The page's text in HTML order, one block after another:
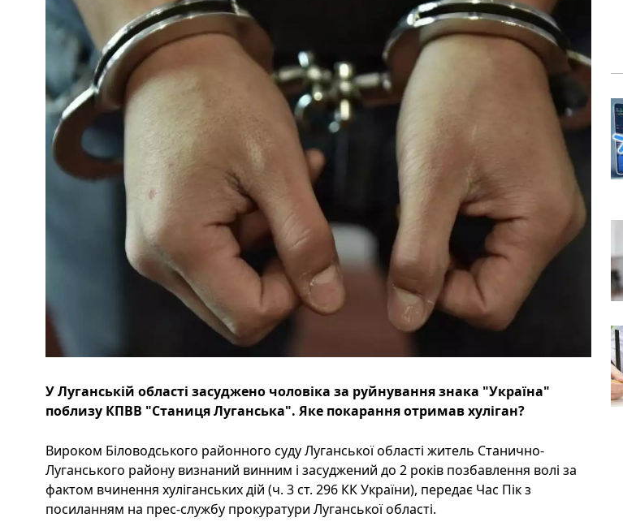
У Луганській області засуджено чоловіка за руйнування знака "Україна"
поблизу КПВВ "Станиця Луганська". Яке покарання отримав хуліган?
Вироком Біловодського районного суду Луганської області житель Станично-
Луганського району визнаний винним і засуджений до 2 років позбавлення волі за
фактом вчинення хуліганських дій (ч. 3 ст. 296 КК України), передає Час Пік з
посиланням на прес-службу прокуратури Луганської області.